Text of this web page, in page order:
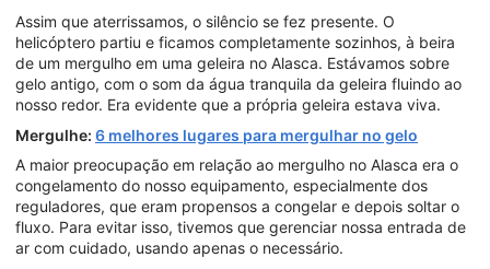
Assim que aterrissamos, o silêncio se fez presente. O
helicóptero partiu e ficamos completamente sozinhos, à beira
de um mergulho em uma geleira no Alasca. Estávamos sobre
gelo antigo, com o som da água tranquila da geleira fluindo ao
nosso redor. Era evidente que a própria geleira estava viva.
Mergulhe: 6 melhores lugares para mergulhar no gelo
A maior preocupação em relação ao mergulho no Alasca era o
congelamento do nosso equipamento, especialmente dos
reguladores, que eram propensos a congelar e depois soltar o
fluxo. Para evitar isso, tivemos que gerenciar nossa entrada de
ar com cuidado, usando apenas o necessário.